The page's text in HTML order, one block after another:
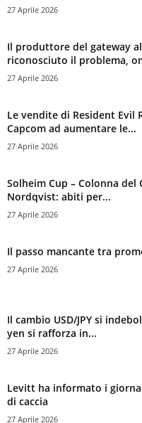
27 Aprile 2026
Il produttore del gateway
riconosciuto il problema,
27 Aprile 2026
Le vendite di Resident Evil
Capcom ad aumentare le...
27 Aprile 2026
Solheim Cup – Colonna del
Nordqvist: abiti per...
27 Aprile 2026
Il passo mancante tra
27 Aprile 2026
Il cambio USD/JPY si
yen si rafforza in...
27 Aprile 2026
Levitt ha informato i
di caccia
27 Aprile 2026